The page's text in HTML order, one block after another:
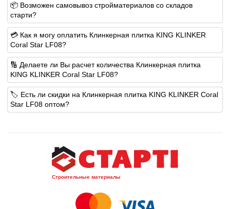
📦 Возможен самовывоз стройматериалов со складов
старти?
💳 Как я могу оплатить Клинкерная плитка KING KLINKER
Coral Star LF08?
🔢 Делаете ли Вы расчет количества Клинкерная плитка
KING KLINKER Coral Star LF08?
🏷️ Есть ли скидки на Клинкерная плитка KING KLINKER Coral
Star LF08 оптом?
Строительные материалы